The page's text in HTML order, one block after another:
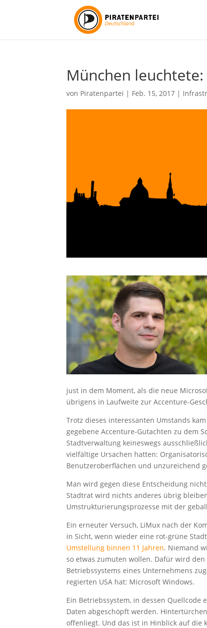
München
von Piratenpartei | Feb. 15, 2017 |
just in dem Moment, als die neue
übrigens in Laufweite zur Accenture-
Trotz dieses interessanten Umstands
gegebene Accenture-Gutachten zu dem
Stadtverwaltung keineswegs
vielfältige Ursachen hatten:
Benutzeroberflächen und unzureichend
Man wird gegen diese Entscheidung
Stadtrat wird nichts anderes übrig
Umstrukturierungsprozesse mit der
Ein erneuter Versuch, LiMux nach der
in Sicht, wenn wieder eine rot-grüne
Umstellung binnen 11 Jahren. Niemand
so etwas zumuten wollen. Dafür wird
Betriebssystems eines Unternehmens
regierten USA hat: Microsoft Windows.
Ein Betriebssystem, in dessen
Daten abgeschöpft werden.
offenliegt. Und das ist in Hinblick auf die